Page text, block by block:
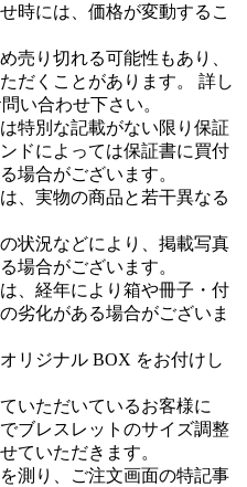
時には、価格が変動するこ
売り切れる可能性もあり、
だくことがあります。 詳し
い合わせ下さい。
特別な記載がない限り保証
ドによっては保証書に買付
場合がございます。
、実物の商品と若干異なる
状況などにより、掲載写真
場合がございます。
、経年により箱や冊子・付
劣化がある場合がございま
リジナル BOX をお付けし
いただいているお客様に
ブレスレットのサイズ調整
ていただきます。
測り、ご注文画面の特記事